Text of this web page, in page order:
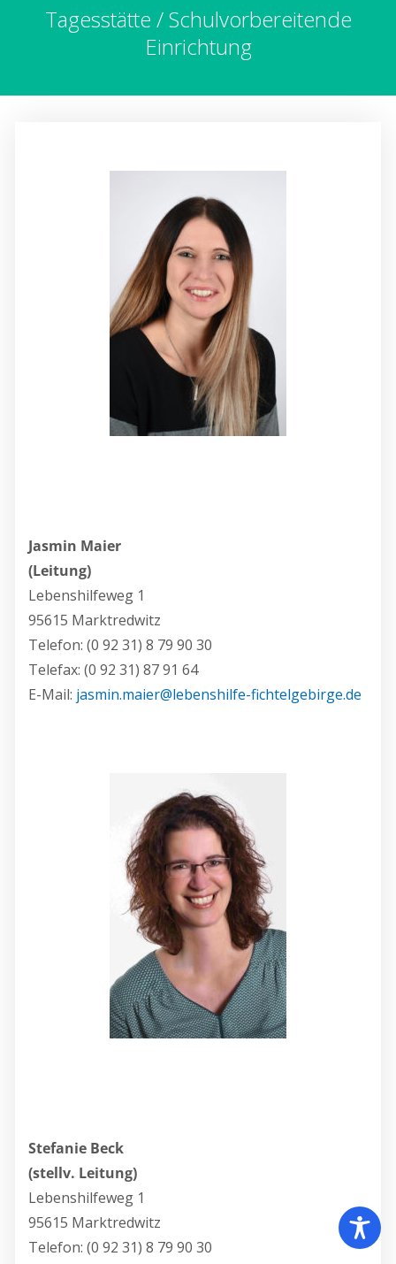
Tagesstätte / Schulvorbereitende
Einrichtung
Jasmin Maier
(Leitung)
Lebenshilfeweg 1
95615 Marktredwitz
Telefon: (0 92 31) 8 79 90 30
Telefax: (0 92 31) 87 91 64
E-Mail: jasmin.maier@lebenshilfe-fichtelgebirge.de
Stefanie Beck
(stellv. Leitung)
Lebenshilfeweg 1
95615 Marktredwitz
Telefon: (0 92 31) 8 79 90 30